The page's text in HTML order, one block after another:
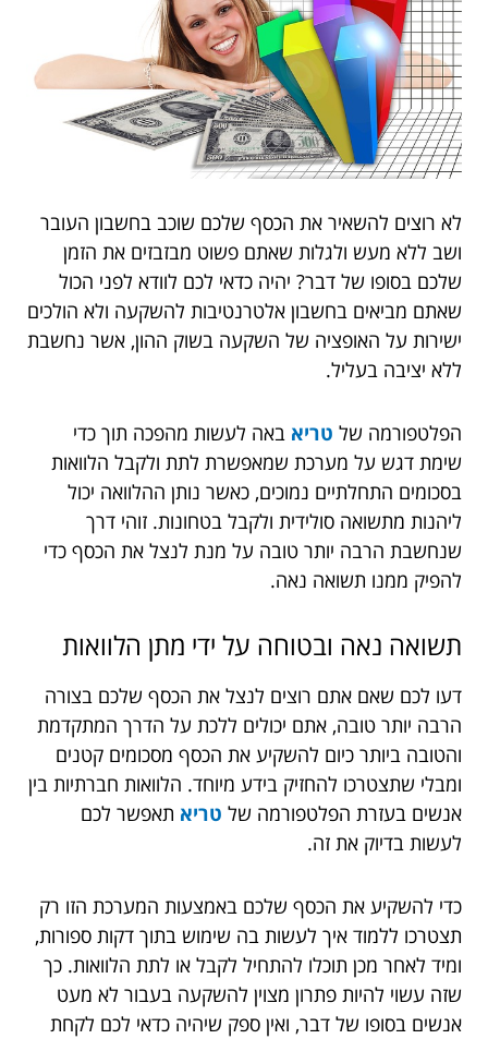
לא רוצים להשאיר את הכסף שלכם שוכב בחשבון העובר
ושב ללא מעש ולגלות שאתם פשוט מבזבזים את הזמן
שלכם בסופו של דבר? יהיה כדאי לכם לוודא לפני הכול
שאתם מביאים בחשבון אלטרנטיבות להשקעה ולא הולכים
ישירות על האופציה של השקעה בשוק ההון, אשר נחשבת
ללא יציבה בעליל.
הפלטפורמה של טריא באה לעשות מהפכה תוך כדי
שימת דגש על מערכת שמאפשרת לתת ולקבל הלוואות
בסכומים התחלתיים נמוכים, כאשר נותן ההלוואה יכול
ליהנות מתשואה סולידית ולקבל בטחונות. זוהי דרך
שנחשבת הרבה יותר טובה על מנת לנצל את הכסף כדי
להפיק ממנו תשואה נאה.
תשואה נאה ובטוחה על ידי מתן הלוואות
דעו לכם שאם אתם רוצים לנצל את הכסף שלכם בצורה
הרבה יותר טובה, אתם יכולים ללכת על הדרך המתקדמת
והטובה ביותר כיום להשקיע את הכסף מסכומים קטנים
ומבלי שתצטרכו להחזיק בידע מיוחד. הלוואות חברתיות בין
אנשים בעזרת הפלטפורמה של טריא תאפשר לכם
לעשות בדיוק את זה.
כדי להשקיע את הכסף שלכם באמצעות המערכת הזו רק
תצטרכו ללמוד איך לעשות בה שימוש בתוך דקות ספורות,
ומיד לאחר מכן תוכלו להתחיל לקבל או לתת הלוואות. כך
שזה עשוי להיות פתרון מצוין להשקעה בעבור לא מעט
אנשים בסופו של דבר, ואין ספק שיהיה כדאי לכם לקחת